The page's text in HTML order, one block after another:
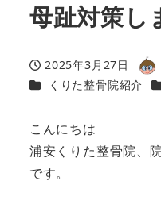
母趾対策し
投稿日
2025年3月27日
著
者
カテゴリー
くりた整骨院紹介
こんにちは
浦安くりた整骨院、
です。